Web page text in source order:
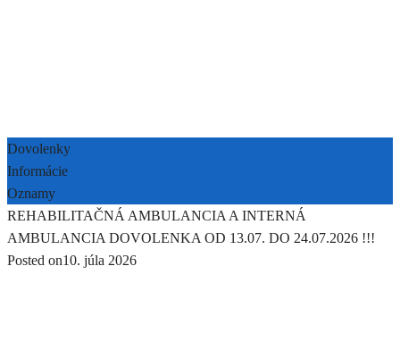
Dovolenky
Informácie
Oznamy
REHABILITAČNÁ AMBULANCIA A INTERNÁ
AMBULANCIA DOVOLENKA OD 13.07. DO 24.07.2026 !!!
Posted on10. júla 2026